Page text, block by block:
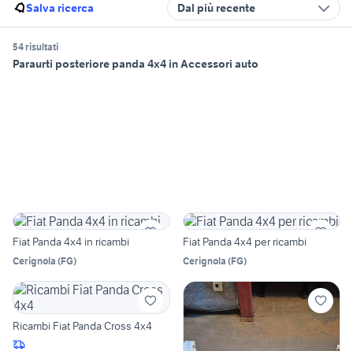
Salva ricerca Dal più recente
54 risultati
Paraurti posteriore panda 4x4 in Accessori auto
Fiat Panda 4x4 in ricambi
Cerignola (FG)
Fiat Panda 4x4 per ricambi
Cerignola (FG)
Ricambi Fiat Panda Cross 4x4